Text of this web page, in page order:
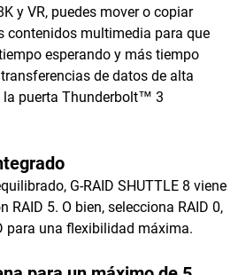
y VR, puedes mover o copiar
contenidos multimedia para que
esperando y más tiempo
de datos de alta
puerta Thunderbolt™ 3
G-RAID SHUTTLE 8 viene
RAID 5. O bien, selecciona RAID 0,
para una flexibilidad máxima.